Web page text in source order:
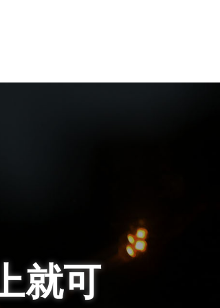
就可